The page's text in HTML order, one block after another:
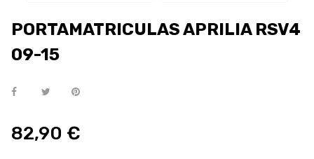
PORTAMATRICULAS APRILIA RSV4
09-15
82,90 €